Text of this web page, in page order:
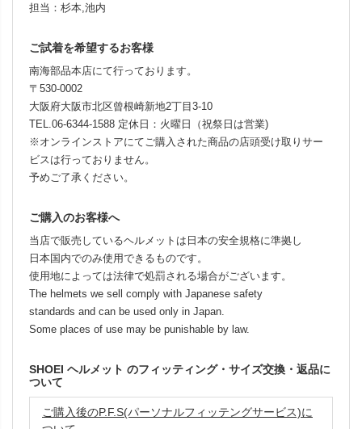
担当：杉本,池内
ご試着を希望するお客様
南海部品本店にて行っております。
〒530-0002
大阪府大阪市北区曾根崎新地2丁目3-10
TEL.06-6344-1588 定休日：火曜日（祝祭日は営業)
※オンラインストアにてご購入された商品の店頭受け取りサー
ビスは行っておりません。
予めご了承ください。
ご購入のお客様へ
当店で販売しているヘルメットは日本の安全規格に準拠し
日本国内でのみ使用できるものです。
使用地によっては法律で処罰される場合がございます。
The helmets we sell comply with Japanese safety
standards and can be used only in Japan.
Some places of use may be punishable by law.
SHOEI ヘルメット のフィッティング・サイズ交換・返品に
ついて
ご購入後のP.F.S(パーソナルフィッテングサービス)に